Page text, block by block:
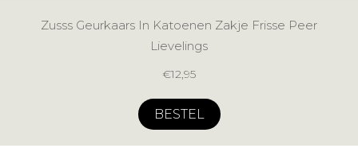
Zusss Geurkaars In Katoenen Zakje Frisse Peer
Lievelings
€12,95
BESTEL